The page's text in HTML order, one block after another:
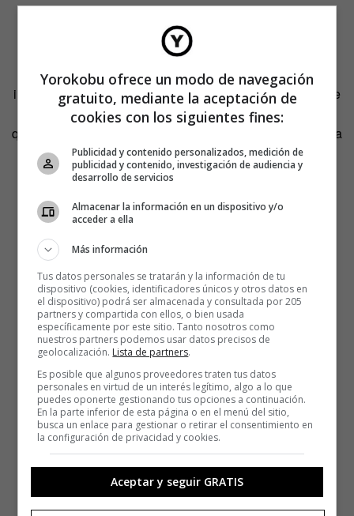
«Esa idea de que siempre lo escrito va reforzado con la
imagen es una constante en el libro. Yo creo, también, que
es parte del humor, parte de la incomodidad o lo que sea
que produce la lectura del libro y que tiene que ver con esa
repetición entre la imagen y el texto».
Yorokobu ofrece un modo de navegación
gratuito, mediante la aceptación de
cookies con los siguientes fines:
Publicidad y contenido personalizados, medición de
publicidad y contenido, investigación de audiencia y
desarrollo de servicios
Almacenar la información en un dispositivo y/o
acceder a ella
Más información
Tus datos personales se tratarán y la información de tu
dispositivo (cookies, identificadores únicos y otros datos en
el dispositivo) podrá ser almacenada y consultada por 205
partners y compartida con ellos, o bien usada
específicamente por este sitio. Tanto nosotros como
nuestros partners podemos usar datos precisos de
geolocalización. Lista de partners.
Es posible que algunos proveedores traten tus datos
personales en virtud de un interés legítimo, algo a lo que
puedes oponerte gestionando tus opciones a continuación.
En la parte inferior de esta página o en el menú del sitio,
busca un enlace para gestionar o retirar el consentimiento en
la configuración de privacidad y cookies.
Aceptar y seguir GRATIS